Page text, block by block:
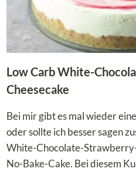
Low Carb White-
Cheesecake
Bei mir gibt es mal wieder
oder sollte ich besser sagen
White-Chocolate-
No-Bake-Cake. Bei diesem